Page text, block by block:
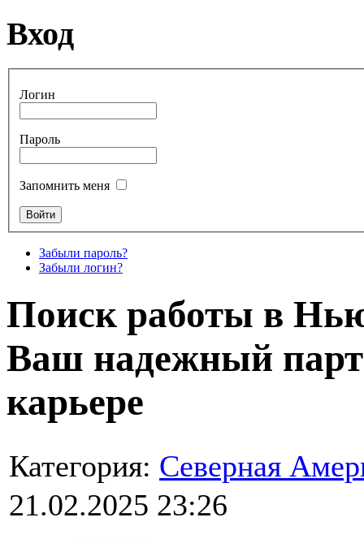
Вход
Логин
Пароль
Запомнить меня
Забыли пароль?
Забыли логин?
Поиск работы в
Ваш надежный
карьере
Категория: Северная
21.02.2025 23:26